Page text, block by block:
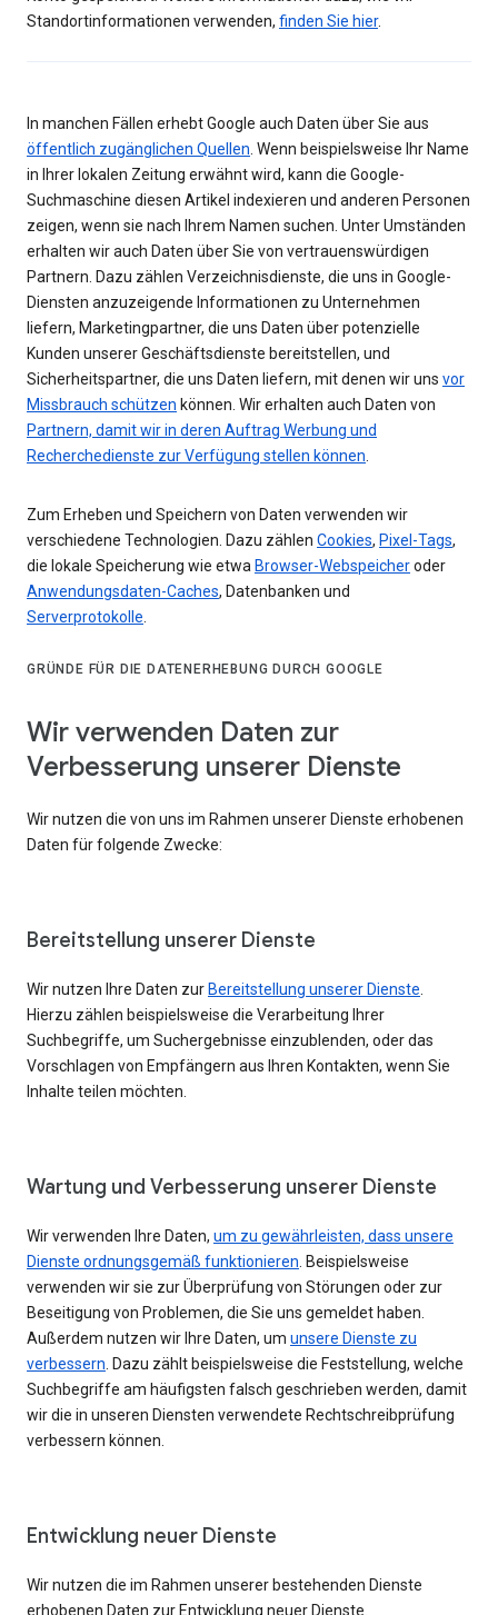
Standortinformationen verwenden, finden Sie hier.
In manchen Fällen erhebt Google auch Daten über Sie aus
öffentlich zugänglichen Quellen. Wenn beispielsweise Ihr Name
in Ihrer lokalen Zeitung erwähnt wird, kann die Google-
Suchmaschine diesen Artikel indexieren und anderen Personen
zeigen, wenn sie nach Ihrem Namen suchen. Unter Umständen
erhalten wir auch Daten über Sie von vertrauenswürdigen
Partnern. Dazu zählen Verzeichnisdienste, die uns in Google-
Diensten anzuzeigende Informationen zu Unternehmen
liefern, Marketingpartner, die uns Daten über potenzielle
Kunden unserer Geschäftsdienste bereitstellen, und
Sicherheitspartner, die uns Daten liefern, mit denen wir uns vor
Missbrauch schützen können. Wir erhalten auch Daten von
Partnern, damit wir in deren Auftrag Werbung und
Recherchedienste zur Verfügung stellen können.
Zum Erheben und Speichern von Daten verwenden wir
verschiedene Technologien. Dazu zählen Cookies, Pixel-Tags,
die lokale Speicherung wie etwa Browser-Webspeicheroder
Anwendungsdaten-Caches, Datenbanken und
Serverprotokolle.
GRÜNDE FÜR DIE DATENERHEBUNG DURCH GOOGLE
Wir verwenden Daten zur
Verbesserung unserer Dienste
Wir nutzen die von uns im Rahmen unserer Dienste erhobenen
Daten für folgende Zwecke:
Bereitstellung unserer Dienste
Wir nutzen Ihre Daten zur Bereitstellung unserer Dienste
Hierzu zählen beispielsweise die Verarbeitung Ihrer
Suchbegriffe, um Suchergebnisse einzublenden, oder das
Vorschlagen von Empfängern aus Ihren Kontakten, wenn Sie
Inhalte teilen möchten.
Wartung und Verbesserung unserer Dienste
Wir verwenden Ihre Daten, um zu gewährleisten, dass unsere
Dienste ordnungsgemäß funktionieren . Beispielsweise
verwenden wir sie zur Überprüfung von Störungen oder zur
Beseitigung von Problemen, die Sie uns gemeldet haben.
Außerdem nutzen wir Ihre Daten, um unsere Dienste zu
verbessern . Dazu zählt beispielsweise die Feststellung, welche
Suchbegriffe am häufigsten falsch geschrieben werden, damit
wir die in unseren Diensten verwendete Rechtschreibprüfung
verbessern können.
Entwicklung neuer Dienste
Wir nutzen die im Rahmen unserer bestehenden Dienste
erhobenen Daten zur Entwicklung neuer Dienste.